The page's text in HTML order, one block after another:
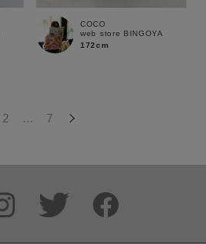
COCO
web store BINGOYA
172cm
2 … 7